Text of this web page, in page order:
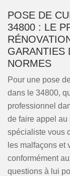
POSE DE
34800 : LE
GARANTIES
NORMES
Pour une pose
dans le 34800,
professionnel
de faire appel
spécialiste vous
les malfaçons et
conformément
questions à lui